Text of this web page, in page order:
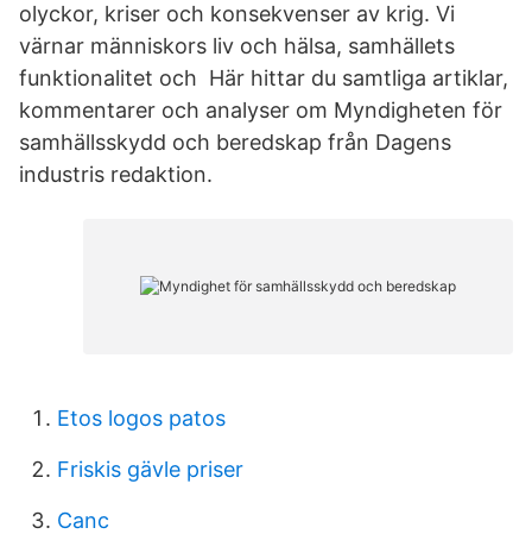
olyckor, kriser och konsekvenser av krig. Vi
värnar människors liv och hälsa, samhällets
funktionalitet och Här hittar du samtliga artiklar,
kommentarer och analyser om Myndigheten för
samhällsskydd och beredskap från Dagens
industris redaktion.
Etos logos patos
Friskis gävle priser
Canc